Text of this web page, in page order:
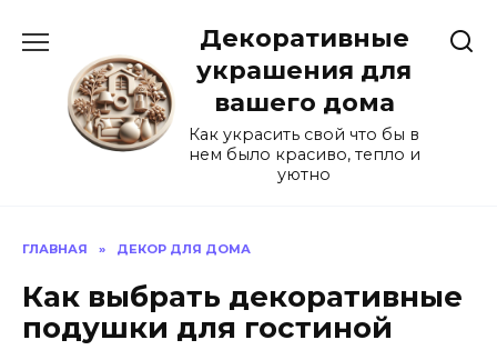
содержанию
Декоративные
украшения для
вашего дома
Как украсить свой что бы в
нем было красиво, тепло и
уютно
ГЛАВНАЯ » ДЕКОР ДЛЯ ДОМА
Как выбрать декоративные
подушки для гостиной